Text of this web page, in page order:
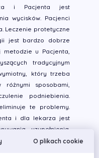
i Pacjenta jest
wycisków. Pacjenci
Leczenie protetyczne
jest bardzo dobrze
metodzie u Pacjenta,
tradycyjnym
który trzeba
różnymi sposobami,
podniebienia.
te problemy.
i dla lekarza jest
uzupełnienia.
wewnatrzustnym
to
O plikach cookie